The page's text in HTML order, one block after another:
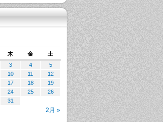
木 金 土
2月 »
3 4
5
10 11
12
17 18
19
24 25
26
31